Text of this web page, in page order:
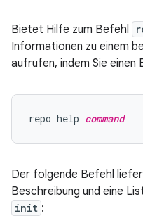
Bietet Hilfe zum Befehl
Informationen zu einem
aufrufen, indem Sie einen
repo help command
Der folgende Befehl
Beschreibung und eine
init :